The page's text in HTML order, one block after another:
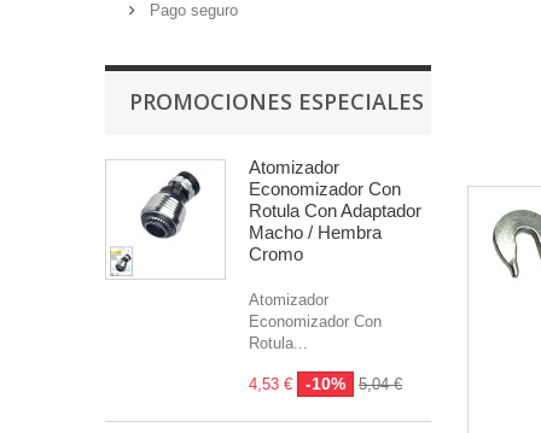
Pago seguro
PROMOCIONES ESPECIALES
Atomizador
Economizador Con
Rotula Con Adaptador
Macho / Hembra
Cromo
Atomizador
Economizador Con
Rotula...
4,53 € -10% 5,04 €